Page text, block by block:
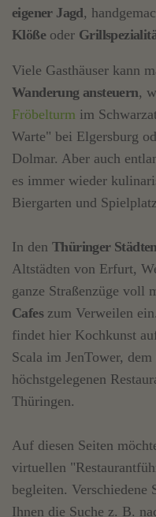
eigener Jagd,
Klößeoder
Viele Gasthäuser kann
Wanderung ansteuern,
Fröbelturm im
Warte" bei Elgersburg
Dolmar. Aber auch
es immer wieder
Biergarten und
In den Thüringer Städten
Altstädten von Erfurt,
ganze Straßenzüge voll
Cafeszum Verweilen
findet hier Kochkunst
Scala im JenTower,
höchstgelegenen
Thüringen.
Auf diesen Seiten
virtuellen
begleiten. Verschiedene
Ihnen die Suche z. B.